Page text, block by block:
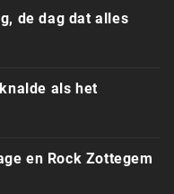
de dag dat alles
als het
en Rock Zottegem